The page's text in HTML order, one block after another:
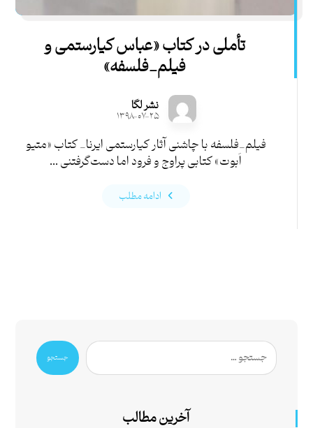
تأملی در کتاب «عباس کیارستمی و
فیلم_فلسفه»
نشر لگا
۱۳۹۸-۰۷-۲۵
فیلم_فلسفه با چاشنی آثار کیارستمی ایرنا_ کتاب «متیو
اَبوت» کتابی پراوج و فرود اما دست‌گرفتنی ...
ادامه مطلب
جستجو
آخرین مطالب